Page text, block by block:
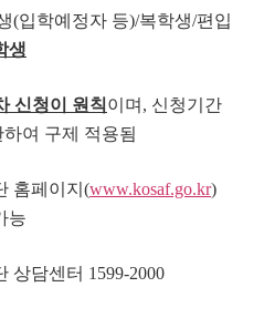
(입학예정자 등)/복학생/편입
생
신청이 원칙이며, 신청기간
여 구제 적용됨
홈페이지(www.kosaf.go.kr)
능
상담센터 1599-2000